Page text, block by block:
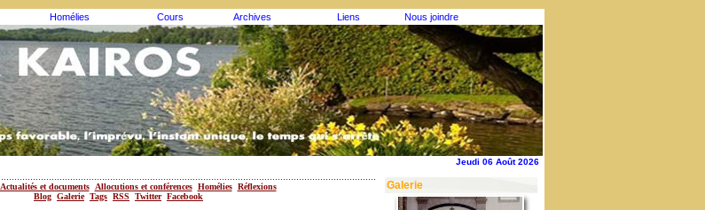
Homélies Cours Archives Liens Nous joindre
Jeudi 06 Août 2026
Actualités et documents Allocutions et conférences Homélies Réflexions
Blog Galerie Tags RSS Twitter Facebook
Galerie